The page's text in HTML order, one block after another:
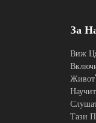
За
Виж
Тази